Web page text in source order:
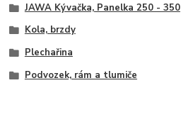
JAWA Kývačka, Panelka 250 - 350
Kola, brzdy
Plechařina
Podvozek, rám a tlumiče